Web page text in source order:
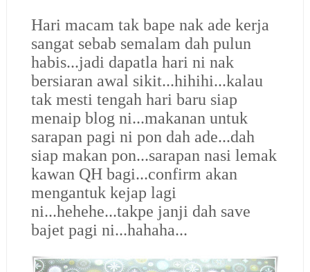
Hari macam tak bape nak ade kerja
sangat sebab semalam dah pulun
habis...jadi dapatla hari ni nak
bersiaran awal sikit...hihihi...kalau
tak mesti tengah hari baru siap
menaip blog ni...makanan untuk
sarapan pagi ni pon dah ade...dah
siap makan pon...sarapan nasi lemak
kawan QH bagi...confirm akan
mengantuk kejap lagi
ni...hehehe...takpe janji dah save
bajet pagi ni...hahaha...